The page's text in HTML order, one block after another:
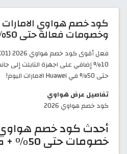
وخصومات فعالة حتى 50%
10% إضافي على اجهزة التابلت إلى
حتى 50% في Huawei الامارات اليوم!
تفاصيل عرض هواوي
كود خصم هواوي 2026
خصومات حتى 50% + كوبون 10%